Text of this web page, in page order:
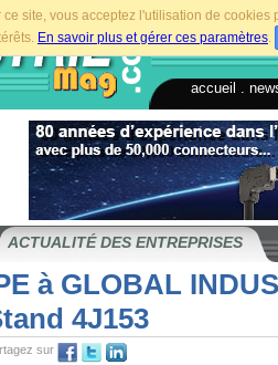
site, vous acceptez l'utilisation de
En savoir plus et gérer ces paramètres.
accueil
ACTUALITÉ DES ENTREPRISES
à GLOBAL
4J153
sur